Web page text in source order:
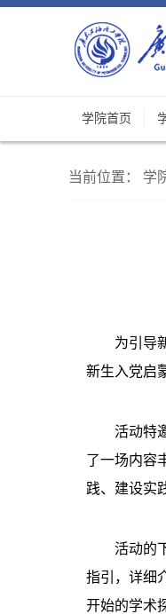
学院首页
当前位置： 学
为引导
新生入党启
活动特
了一场内容
践、建设实
活动的
指引，详细
开始的学术